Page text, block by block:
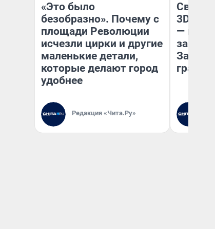
«Это было
безобразно». Почему с
площади Революции
исчезли цирки и другие
маленькие детали,
которые делают город
удобнее
Редакция «Чита.Ру»
— как